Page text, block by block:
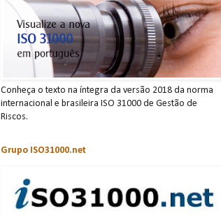
Conheça o texto na íntegra da versão 2018 da norma
internacional e brasileira ISO 31000 de Gestão de
Riscos.
Grupo ISO31000.net